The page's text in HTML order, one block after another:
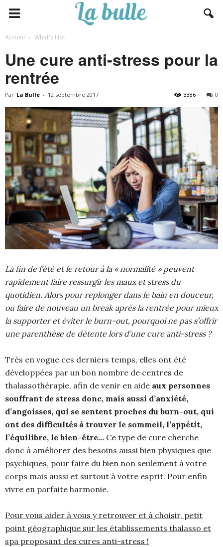
Accueil What's Hot
Une cure anti-stress pour la
rentrée
Par La Bulle - 12 septembre 2017 0
3386
La fin de l’été et le retour à la « normalité » peuvent
rapidement faire ressurgir les maux et stress du
quotidien. Alors pour replonger dans le bain en douceur,
ou faire de nouveau un break après la rentrée pour mieux
la supporter et éviter le burn-out, pourquoi ne pas s’offrir
une parenthèse de détente lors d’une cure anti-stress ?
Très en vogue ces derniers temps, elles ont été
développées par un bon nombre de centres de
thalassothérapie, afin de venir en aide aux personnes
souffrant de stress donc, mais aussi d’anxiété,
d’angoisses, qui se sentent proches du burn-out, qui
ont des difficultés à trouver le sommeil, l’appétit,
l’équilibre, le bien-être… Ce type de cure cherche
donc à améliorer des besoins aussi bien physiques que
psychiques, pour faire du bien non seulement à votre
corps mais aussi et surtout à votre esprit. Pour enfin
vivre en parfaite harmonie.
Pour vous aider à vous y retrouver et à choisir, petit
point géographique sur les établissements thalasso et
spa proposant des cures anti-stress !